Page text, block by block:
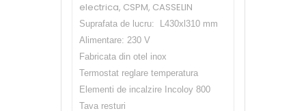
electrica, CSPM, CASSELIN
Suprafata de lucru: L430xl310 mm
Alimentare: 230 V
Fabricata din otel inox
Termostat reglare temperatura
Elementi de incalzire Incoloy 800
Tava resturi